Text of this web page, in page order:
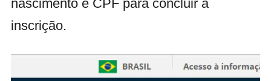
nascimento e CPF para concluir a
inscrição.